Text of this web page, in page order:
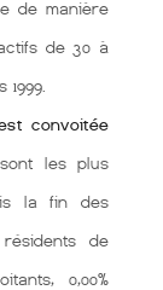
de manière
de 30 à
convoitée
les plus
la fin des
de
0,00%